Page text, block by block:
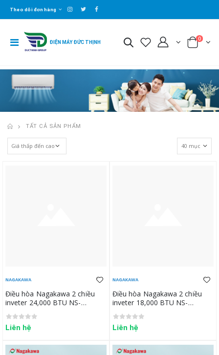
Theo dõi đơn hàng
ĐIỆN MÁY ĐỨC THỊNH
0
TẤT CẢ SẢN PHẨM
NAGAKAWA
Điều hòa Nagakawa 2 chiều
inveter 24,000 BTU NS-
Liên hệ
NAGAKAWA
Điều hòa Nagakawa 2 chiều
inveter 18,000 BTU NS-
Liên hệ